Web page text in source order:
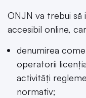
ONJN va trebui să
accesibil online,
denumirea
operatorii
activități
normativ;